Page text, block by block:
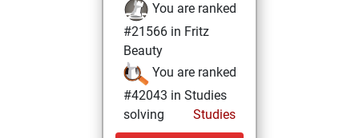
You are ranked
#21566 in Fritz
Beauty
You are ranked
#42043 in Studies
solving
Studies